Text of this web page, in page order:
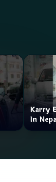
Karry
In
II